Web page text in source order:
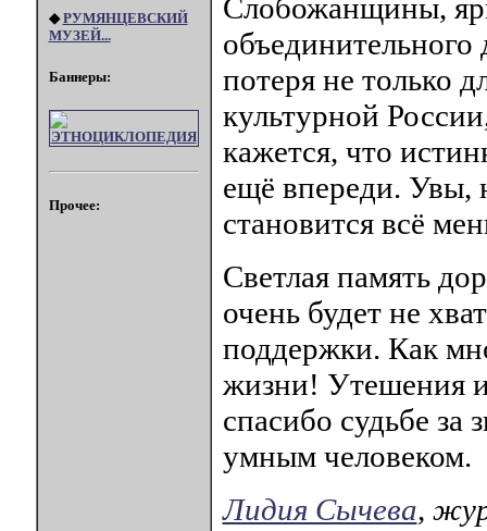
◆РУМЯНЦЕВСКИЙ
МУЗЕЙ...
Баннеры:
Прочее:
Слобожанщины,
потеря не только
культурной
кажется, что
ещё впереди. Увы,
становится всё
Светлая память
очень будет не
поддержки. Как
жизни! Утешения
спасибо судьбе за
умным человеком.
Лидия Сычева,